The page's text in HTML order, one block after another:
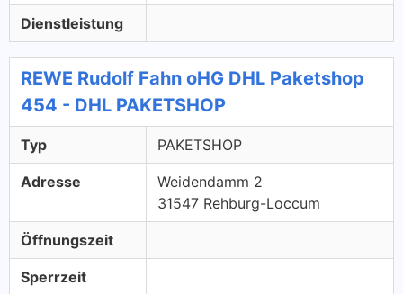
Dienstleistung
REWE Rudolf Fahn oHG DHL Paketshop
454 - DHL PAKETSHOP
Typ PAKETSHOP
Adresse
Weidendamm 2
31547 Rehburg-Loccum
Öffnungszeit
Sperrzeit